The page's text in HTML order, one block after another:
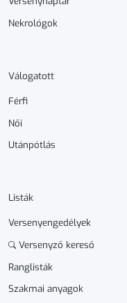
Nekrológok
Válogatott
Férfi
Női
Utánpótlás
Listák
Versenyengedélyek
Versenyző kereső
Ranglisták
Szakmai anyagok